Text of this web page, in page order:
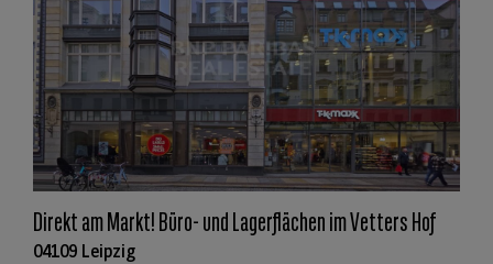
Direkt am Markt! Büro- und Lagerflächen im Vetters Hof
04109 Leipzig